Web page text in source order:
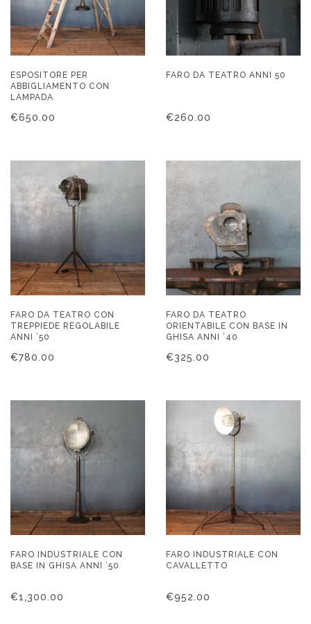
ESPOSITORE PER
ABBIGLIAMENTO CON
LAMPADA
€650.00
FARO DA TEATRO ANNI 50
€260.00
FARO DA TEATRO CON
TREPPIEDE REGOLABILE
ANNI ’50
€780.00
FARO DA TEATRO
ORIENTABILE CON BASE IN
GHISA ANNI ’40
€325.00
FARO INDUSTRIALE CON
BASE IN GHISA ANNI ’50
€1,300.00
FARO INDUSTRIALE CON
CAVALLETTO
€952.00